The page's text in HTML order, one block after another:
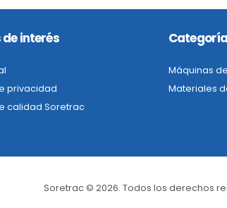
de interés
privacidad
calidad Soretrac
Máquinas
Materiales
Soretrac © 2026. Todos los derechos